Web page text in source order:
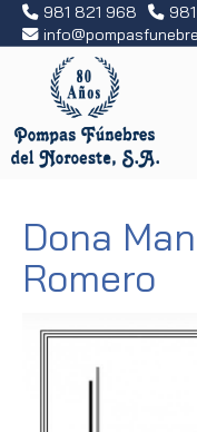
981 821 968
info
Dona
Romero